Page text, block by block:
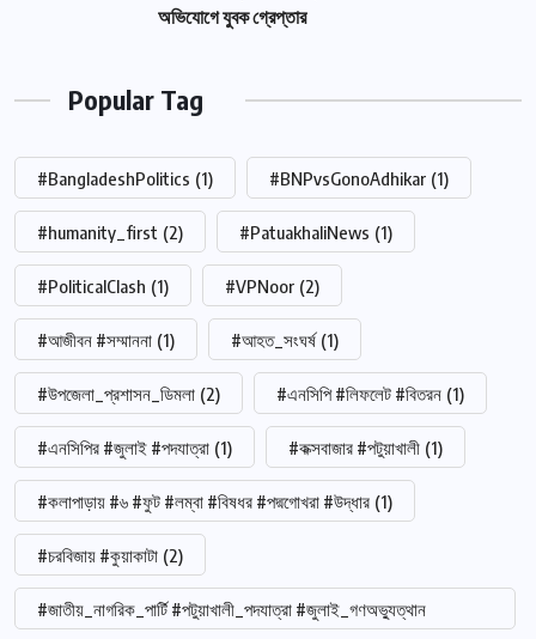
অভিযোগে যুবক গ্রেপ্তার
Popular Tag
#BangladeshPolitics (1) #BNPvsGonoAdhikar (1)
#humanity_first (2) #PatuakhaliNews (1)
#PoliticalClash (1) #VPNoor (2)
#আজীবন #সম্মাননা (1) #আহত_সংঘর্ষ (1)
#উপজেলা_প্রশাসন_ডিমলা (2) #এনসিপি #লিফলেট #বিতরন (1)
#এনসিপির #জুলাই #পদযাত্রা (1) #কক্সবাজার #পটুয়াখালী (1)
#কলাপাড়ায় #৬ #ফুট #লম্বা #বিষধর #পদ্মগোখরা #উদ্ধার (1)
#চরবিজায় #কুয়াকাটা (2)
#জাতীয়_নাগরিক_পার্টি #পটুয়াখালী_পদযাত্রা #জুলাই_গণঅভ্যুত্থান